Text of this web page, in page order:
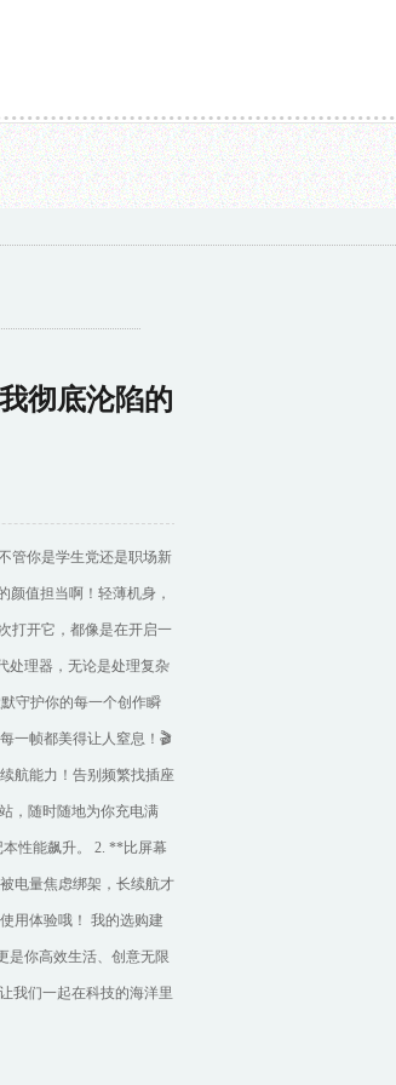
彻底沦陷的
管你是学生党还是职场新
颜值担当啊！轻薄机身，
打开它，都像是在开启一
处理器，无论是处理复杂
守护你的每一个创作瞬
一帧都美得让人窒息！🎬
航能力！告别频繁找插座
，随时随地为你充电满
性能飙升。 2. **比屏幕
电量焦虑绑架，长续航才
用体验哦！ 我的选购建
是你高效生活、创意无限
我们一起在科技的海洋里